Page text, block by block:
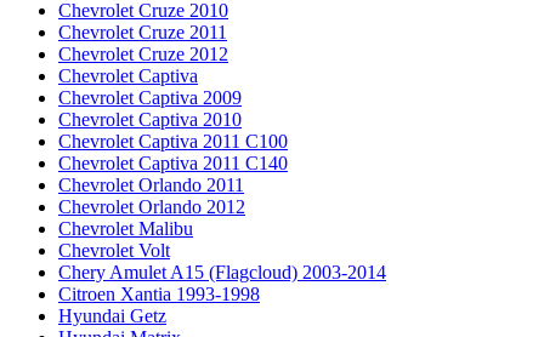
Chevrolet Cruze 2010
Chevrolet Cruze 2011
Chevrolet Cruze 2012
Chevrolet Captiva
Chevrolet Captiva 2009
Chevrolet Captiva 2010
Chevrolet Captiva 2011 C100
Chevrolet Captiva 2011 C140
Chevrolet Orlando 2011
Chevrolet Orlando 2012
Chevrolet Malibu
Chevrolet Volt
Chery Amulet A15 (Flagcloud) 2003-2014
Citroen Xantia 1993-1998
Hyundai Getz